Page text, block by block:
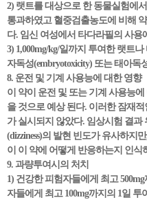
2) 랫트를 대상으로 한 동물실험에
통과하였고 혈중검출농도에 비해
다. 임신 여성에서 타다라필의 사용
3) 1,000mg/kg/일까지 투여한 랫트
자독성(embryotoxicity) 또는 태아독
8. 운전 및 기계 사용능에 대한 영향
이 약이 운전 및 또는 기계 사용능
을 것으로 예상 된다. 이러한 잠재
가 실시되지 않았다. 임상시험 결
(dizziness)의 발현 빈도가 유사하지
이 이 약에 어떻게 반응하는지 인식
9. 과량투여시의 처치
1) 건강한 피험자들에게 최고
자들에게 최고 100mg까지의 1일